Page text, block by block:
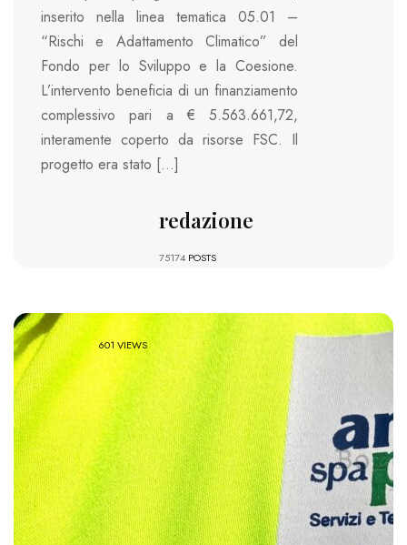
inserito nella linea tematica 05.01 –
“Rischi e Adattamento Climatico” del
Fondo per lo Sviluppo e la Coesione.
L’intervento beneficia di un finanziamento
complessivo pari a € 5.563.661,72,
interamente coperto da risorse FSC. Il
progetto era stato […]
redazione
75174 POSTS
601 VIEWS